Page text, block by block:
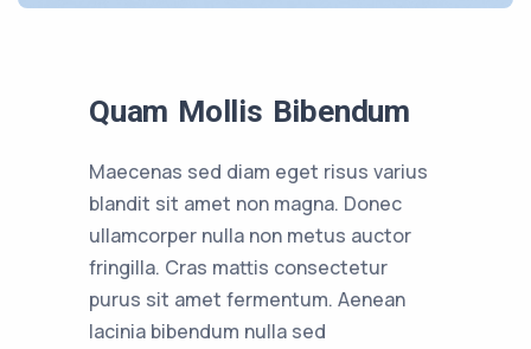
Quam Mollis Bibendum
Maecenas sed diam eget risus varius
blandit sit amet non magna. Donec
ullamcorper nulla non metus auctor
fringilla. Cras mattis consectetur
purus sit amet fermentum. Aenean
lacinia bibendum nulla sed